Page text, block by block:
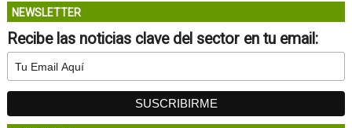
NEWSLETTER
Recibe las noticias clave del sector en tu email: